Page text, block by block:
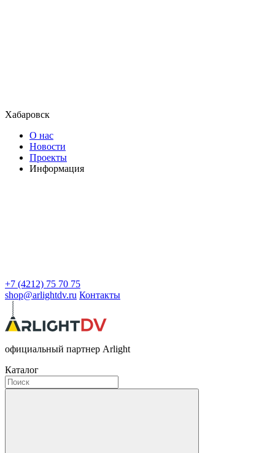
Хабаровск
О нас
Новости
Проекты
Информация
+7 (4212) 75 70 75
shop@arlightdv.ru Контакты
официальный партнер Arlight
Каталог